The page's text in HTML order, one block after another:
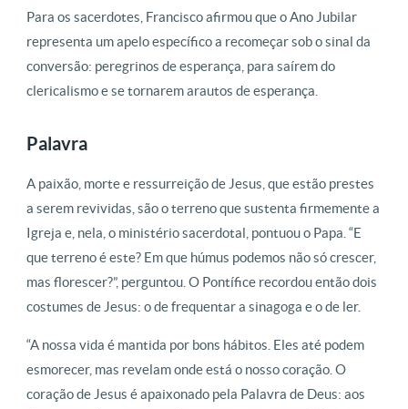
Para os sacerdotes, Francisco afirmou que o Ano Jubilar
representa um apelo específico a recomeçar sob o sinal da
conversão: peregrinos de esperança, para saírem do
clericalismo e se tornarem arautos de esperança.
Palavra
A paixão, morte e ressurreição de Jesus, que estão prestes
a serem revividas, são o terreno que sustenta firmemente a
Igreja e, nela, o ministério sacerdotal, pontuou o Papa. “E
que terreno é este? Em que húmus podemos não só crescer,
mas florescer?”, perguntou. O Pontífice recordou então dois
costumes de Jesus: o de frequentar a sinagoga e o de ler.
“A nossa vida é mantida por bons hábitos. Eles até podem
esmorecer, mas revelam onde está o nosso coração. O
coração de Jesus é apaixonado pela Palavra de Deus: aos